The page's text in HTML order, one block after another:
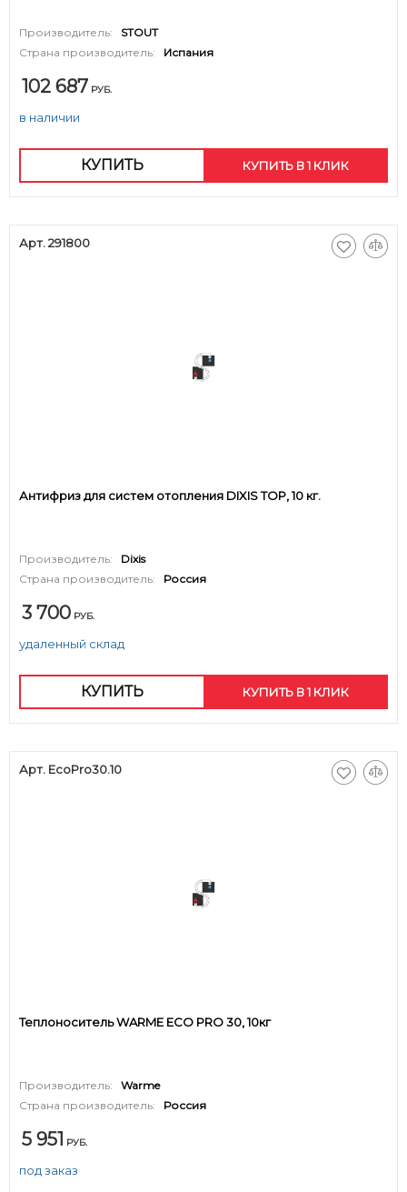
Производитель:
STOUT
Страна производитель:
Испания
102 687 РУБ.
в наличии
КУПИТЬ КУПИТЬ В 1 КЛИК
Арт. 291800
Антифриз для систем отопления DIXIS TOP, 10 кг.
Производитель:
Dixis
Страна производитель:
Россия
3 700 РУБ.
удаленный склад
КУПИТЬ КУПИТЬ В 1 КЛИК
Арт. EcoPro30.10
Теплоноситель WARME ECO PRO 30, 10кг
Производитель:
Warme
Страна производитель:
Россия
5 951 РУБ.
под заказ